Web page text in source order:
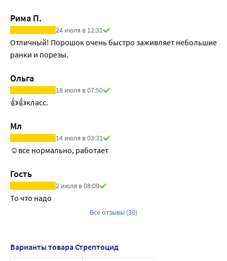
Рима П.
24 июля в 12:31
Отличный! Порошок очень быстро заживляет небольшие
ранки и порезы.
Ольга
18 июля в 07:50
👍👍класс.
Мл
14 июля в 03:31
☺️все нормально, работает
Гость
2 июля в 08:09
То что надо
Все отзывы (30)
Варианты товара Стрептоцид